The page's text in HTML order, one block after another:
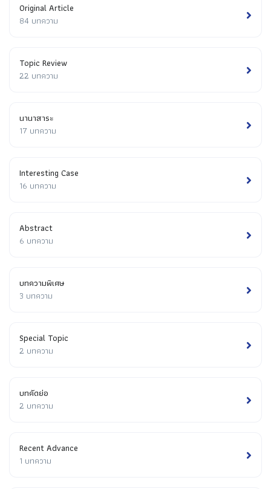
Original Article
84 บทความ
Topic Review
22 บทความ
นานาสาระ
17 บทความ
Interesting Case
16 บทความ
Abstract
6 บทความ
บทความพิเศษ
3 บทความ
Special Topic
2 บทความ
บทคัดย่อ
2 บทความ
Recent Advance
1 บทความ